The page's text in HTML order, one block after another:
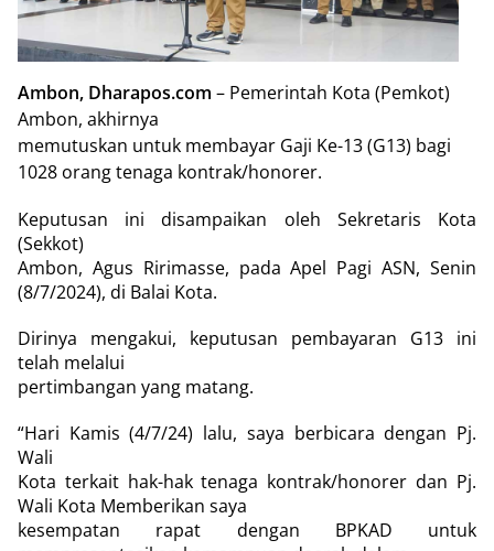
Ambon, Dharapos.com – Pemerintah Kota (Pemkot)
Ambon, akhirnya
memutuskan untuk membayar Gaji Ke-13 (G13) bagi
1028 orang tenaga kontrak/honorer.
Keputusan ini disampaikan oleh Sekretaris Kota
(Sekkot)
Ambon, Agus Ririmasse, pada Apel Pagi ASN, Senin
(8/7/2024), di Balai Kota.
Dirinya mengakui, keputusan pembayaran G13 ini
telah melalui
pertimbangan yang matang.
“Hari Kamis (4/7/24) lalu, saya berbicara dengan Pj.
Wali
Kota terkait hak-hak tenaga kontrak/honorer dan Pj.
Wali Kota Memberikan saya
kesempatan rapat dengan BPKAD untuk